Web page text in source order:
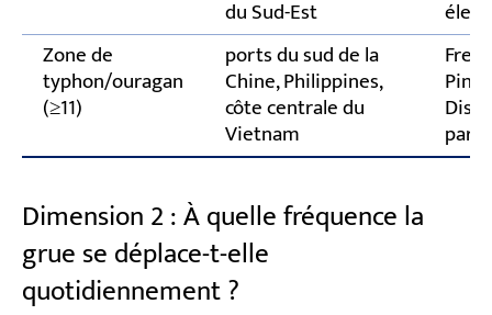
du Sud-Est
Zone de
typhon/ouragan
(≥11)
ports du sud de la
Chine, Philippines,
côte centrale du
Vietnam par
Dimension 2 : À quelle fréquence la
grue se déplace-t-elle
quotidiennement ?